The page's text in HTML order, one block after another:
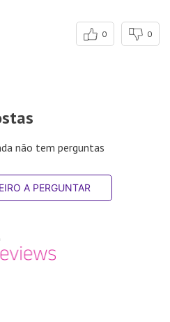
0 0
não tem perguntas
A PERGUNTAR